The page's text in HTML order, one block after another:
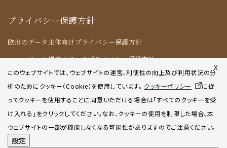
プライバシー保護方針
欧州のデータ主体向けプライバシー保護方針
ニューヨーク提携オフィスプライバシー保護方針
クッキーポリシー
AIポリシー
X
このウェブサイトでは、ウェブサイトの運営、利便性の向上及び利用状況の分
析のためにクッキー（Cookie）を使用しています。 クッキーポリシー
に従
ってクッキーを使用することに同意いただける場合は「すべてのクッキーを受
け入れる」をクリックしてください。なお、クッキーの使用を制限した場合、本
ウェブサイトの一部が機能しなくなる可能性がありますのでご注意ください。
設定